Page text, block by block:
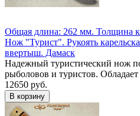
Общая длина: 262 мм. Толщина
Нож "Турист". Рукоять
ввертыш. Дамаск
Надежный туристический нож
рыболовов и туристов.
12650 руб.